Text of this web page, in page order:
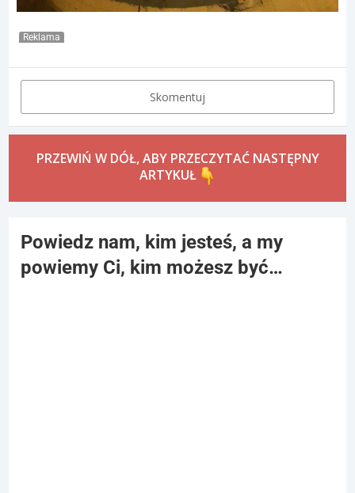
Reklama
Skomentuj
PRZEWIŃ W DÓŁ, ABY PRZECZYTAĆ NASTĘPNY
ARTYKUŁ
Powiedz nam, kim jesteś, a my
powiemy Ci, kim możesz być…